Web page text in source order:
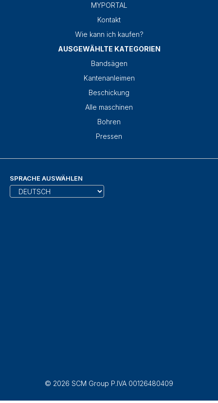
MYPORTAL
Kontakt
Wie kann ich kaufen?
AUSGEWÄHLTE KATEGORIEN
Bandsägen
Kantenanleimen
Beschickung
Alle maschinen
Bohren
Pressen
SPRACHE AUSWÄHLEN
© 2026 SCM Group P.IVA 00126480409